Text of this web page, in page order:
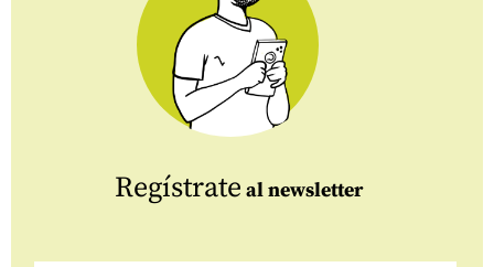
Regístrate al newsletter